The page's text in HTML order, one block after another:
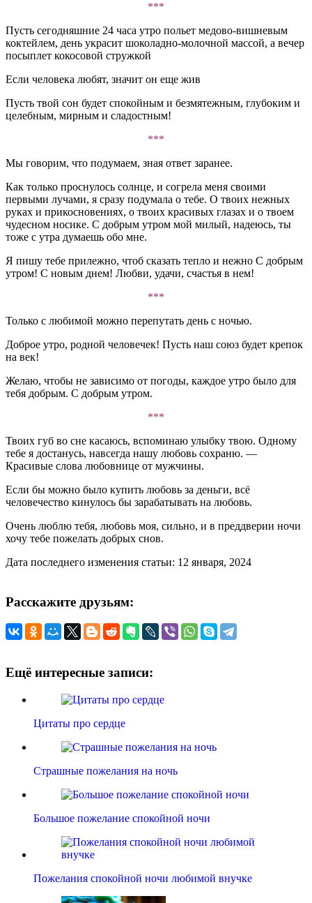
***
Пусть сегодняшние 24 часа утро польет медово-вишневым
коктейлем, день украсит шоколадно-молочной массой, а вечер
посыплет кокосовой стружкой
Если человека любят, значит он еще жив
Пусть твой сон будет спокойным и безмятежным, глубоким и
целебным, мирным и сладостным!
***
Мы говорим, что подумаем, зная ответ заранее.
Как только проснулось солнце, и согрела меня своими
первыми лучами, я сразу подумала о тебе. О твоих нежных
руках и прикосновениях, о твоих красивых глазах и о твоем
чудесном носике. С добрым утром мой милый, надеюсь, ты
тоже с утра думаешь обо мне.
Я пишу тебе прилежно, чтоб сказать тепло и нежно С добрым
утром! С новым днем! Любви, удачи, счастья в нем!
***
Только с любимой можно перепутать день с ночью.
Доброе утро, родной человечек! Пусть наш союз будет крепок
на век!
Желаю, чтобы не зависимо от погоды, каждое утро было для
тебя добрым. С добрым утром.
***
Твоих губ во сне касаюсь, вспоминаю улыбку твою. Одному
тебе я достанусь, навсегда нашу любовь сохраню. —
Красивые слова любовнице от мужчины.
Если бы можно было купить любовь за деньги, всё
человечество кинулось бы зарабатывать на любовь.
Очень люблю тебя, любовь моя, сильно, и в преддверии ночи
хочу тебе пожелать добрых снов.
Дата последнего изменения статьи: 12 января, 2024
Расскажите друзьям:
Ещё интересные записи:
Цитаты про сердце
Страшные пожелания на ночь
Большое пожелание спокойной ночи
Пожелания спокойной ночи любимой внучке